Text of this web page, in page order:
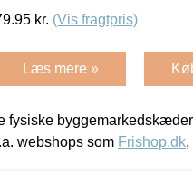
kr. (Vis fragtpris)
Læs mere »
fysiske
webshops som Frishop.dk,